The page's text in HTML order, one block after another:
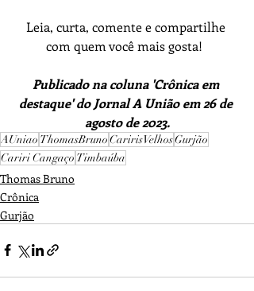
Leia, curta, comente e compartilhe
com quem você mais gosta!
Publicado na coluna 'Crônica em
destaque' do Jornal A União em 26 de
agosto de 2023.
AUniao ThomasBrunoCaririsVelhosGurjão
Cariri Cangaço Timbaúba
Thomas Bruno
Crônica
Gurjão